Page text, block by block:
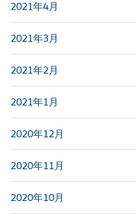
2021年4月
2021年3月
2021年2月
2021年1月
2020年12月
2020年11月
2020年10月